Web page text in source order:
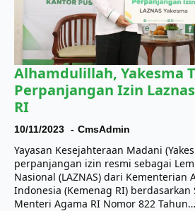
Alhamdulillah, Yakesma
Perpanjangan Izin
RI
10/11/2023 CmsAdmin
Yayasan Kesejahteraan Madani
perpanjangan izin resmi sebagai
Nasional (LAZNAS) dari Kementerian
Indonesia (Kemenag RI) berdasarkan
Menteri Agama RI Nomor 822 Tahun…